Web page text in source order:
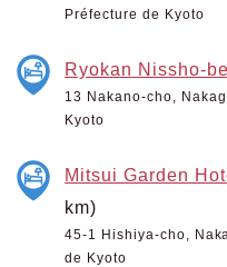
Préfecture de Kyoto
Ryokan Nissho-
13 Nakano-cho,
Kyoto
Mitsui Garden
km)
45-1 Hishiya-cho,
de Kyoto